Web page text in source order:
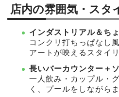
店内の雰囲気・スタ
インダストリアル＆ち
コンクリ打ちっぱなし
アートが映えるスタイ
長いバーカウンター＋
一人飲み・カップル・
く、プールをしながら